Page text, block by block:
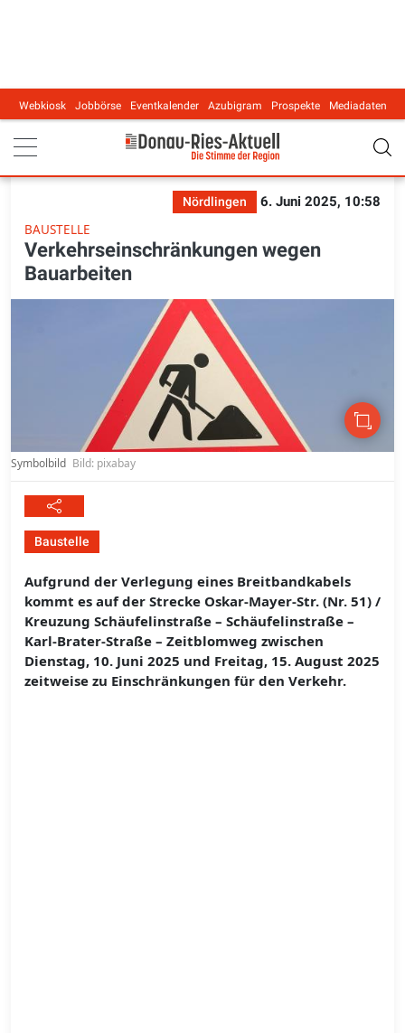
Main navigation
Webkiosk Jobbörse Eventkalender Azubigram Prospekte Mediadaten
Nördlingen
6. Juni 2025, 10:58
BAUSTELLE
Verkehrseinschränkungen wegen
Bauarbeiten
Symbolbild Bild: pixabay
Baustelle
Aufgrund der Verlegung eines Breitbandkabels
kommt es auf der Strecke Oskar-Mayer-Str. (Nr. 51) /
Kreuzung Schäufelinstraße – Schäufelinstraße –
Karl-Brater-Straße – Zeitblomweg zwischen
Dienstag, 10. Juni 2025 und Freitag, 15. August 2025
zeitweise zu Einschränkungen für den Verkehr.